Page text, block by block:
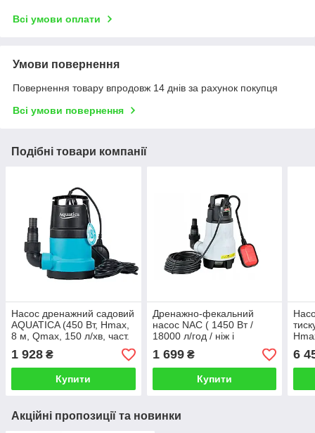
Всі умови оплати
Умови повернення
Повернення товару впродовж 14 днів за рахунок покупця
Всі умови повернення
Подібні товари компанії
Насос дренажний садовий
AQUATICA (450 Вт, Hmax,
8 м, Qmax, 150 л/хв, част.
до 5 мм, для чистої води,
з поплавком)
1 928 ₴
Купити
Дренажно-фекальний
насос NAC ( 1450 Вт /
18000 л/год / ніж і
поплавок)
1 699₴
Купити
хв,
6
Акційні пропозиції та новинки